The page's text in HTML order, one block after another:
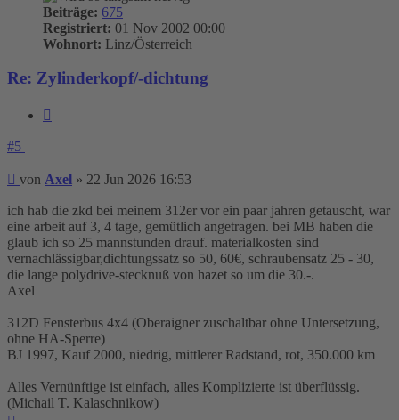
Beiträge: 675
Registriert: 01 Nov 2002 00:00
Wohnort: Linz/Österreich
Re: Zylinderkopf/-dichtung
#5
Beitrag
von Axel » 22 Jun 2026 16:53
ich hab die zkd bei meinem 312er vor ein paar jahren getauscht, war
eine arbeit auf 3, 4 tage, gemütlich angetragen. bei MB haben die
glaub ich so 25 mannstunden drauf. materialkosten sind
vernachlässigbar,dichtungssatz so 50, 60€, schraubensatz 25 - 30,
die lange polydrive-stecknuß von hazet so um die 30.-.
Axel
312D Fensterbus 4x4 (Oberaigner zuschaltbar ohne Untersetzung,
ohne HA-Sperre)
BJ 1997, Kauf 2000, niedrig, mittlerer Radstand, rot, 350.000 km
Alles Vernünftige ist einfach, alles Komplizierte ist überflüssig.
(Michail T. Kalaschnikow)